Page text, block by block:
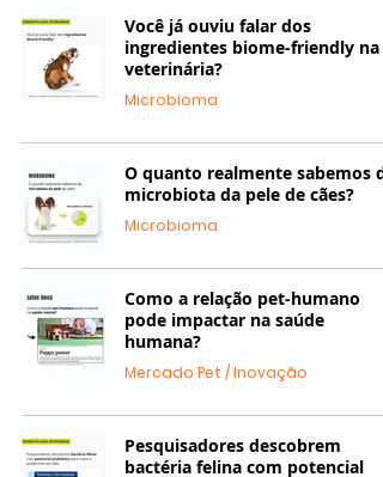
Você já ouviu falar dos
ingredientes biome-friendly na
veterinária?
Microbioma
O quanto realmente sabemos
microbiota da pele de cães?
Microbioma
Como a relação pet-humano
pode impactar na saúde
humana?
Mercado Pet / Inovação
Pesquisadores descobrem
bactéria felina com potencial